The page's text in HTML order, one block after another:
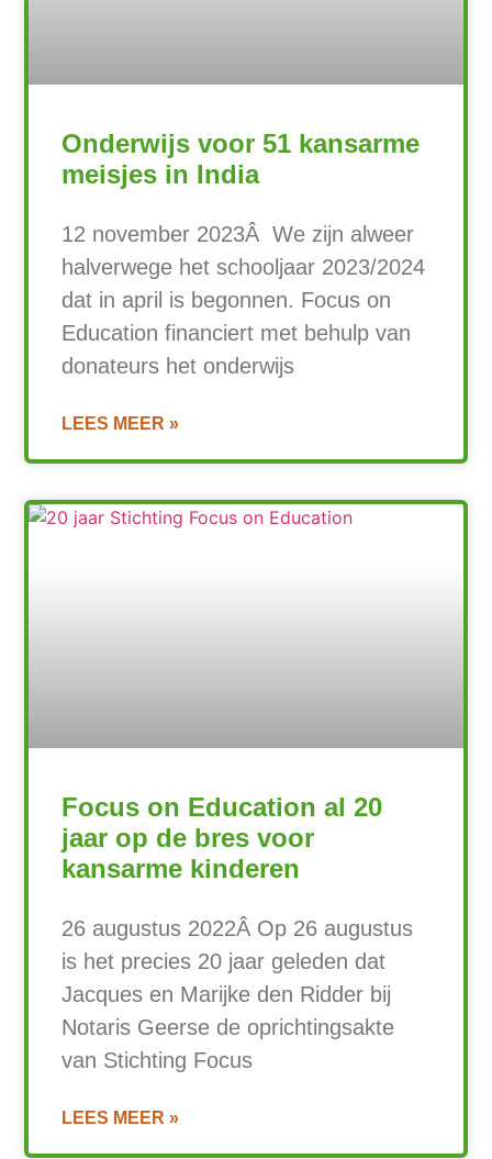
Onderwijs voor 51 kansarme
meisjes in India
12 november 2023Â We zijn alweer
halverwege het schooljaar 2023/2024
dat in april is begonnen. Focus on
Education financiert met behulp van
donateurs het onderwijs
LEES MEER »
Focus on Education al 20
jaar op de bres voor
kansarme kinderen
26 augustus 2022Â Op 26 augustus
is het precies 20 jaar geleden dat
Jacques en Marijke den Ridder bij
Notaris Geerse de oprichtingsakte
van Stichting Focus
LEES MEER »